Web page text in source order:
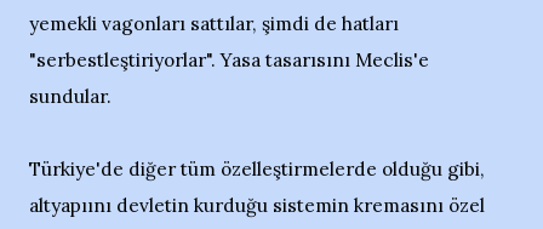
yemekli vagonları sattılar, şimdi de hatları
"serbestleştiriyorlar". Yasa tasarısını Meclis'e
sundular.
Türkiye'de diğer tüm özelleştirmelerde olduğu gibi,
altyapıını devletin kurduğu sistemin kremasını özel